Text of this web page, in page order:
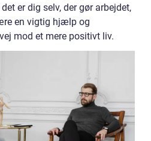
er dig selv, der gør arbejdet,
en vigtig hjælp og
mod et mere positivt liv.